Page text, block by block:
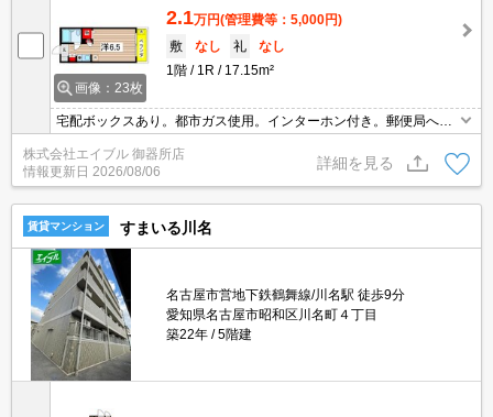
画像：23枚
2.1万円(管理費等：5,000円)
敷
なし 礼
なし
1階
1R 17.15m²
宅配ボックスあり。都市ガス使用。インターホン付き。郵便局へ12
アへ610m。銀行へ680m。スーパーマックスバリューへ710m。
株式会社エイブル 御器所店
情報更新日 2026/08/06
詳細を見る
賃貸マンション すまいる川名
名古屋市営地下鉄鶴舞線/川名駅 徒歩9分
愛知県名古屋市昭和区川名町４丁目
築22年
5階建